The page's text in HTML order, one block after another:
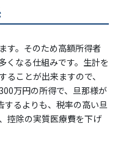
す。そのため高額所得者
くなる仕組みです。生計を
ことが出来ますので、
万円の所得で、旦那様が
るよりも、税率の高い旦
控除の実質医療費を下げ